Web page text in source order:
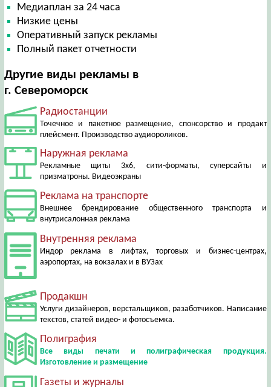
Медиаплан за 24 часа
Низкие цены
Оперативный запуск рекламы
Полный пакет отчетности
Другие виды рекламы в
г. Североморск
Радиостанции
Точечное и пакетное размещение, спонсорство и продакт
плейсмент. Производство аудиороликов.
Наружная реклама
Рекламные щиты 3х6, сити-форматы, суперсайты и
призматроны. Видеоэкраны
Реклама на транспорте
Внешнее брендирование общественного транспорта и
внутрисалонная реклама
Внутренняя реклама
Индор реклама в лифтах, торговых и бизнес-центрах,
аэропортах, на вокзалах и в ВУЗах
Продакшн
Услуги дизайнеров, верстальщиков, разаботчиков. Написание
текстов, статей видео- и фотосъемка.
Полиграфия
Все виды печати и полиграфическая продукция.
Изготовление и размещение
Газеты и журналы